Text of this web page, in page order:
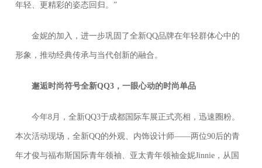
年轻、更精彩的姿态回归。”
金妮的加入，进一步巩固了全新QQ品牌在年轻群体心中的
形象，推动经典传承与当代创新的融合。
邂逅时尚符号全新QQ3 ，一眼心动的时尚单品
今年8月，全新QQ3于成都国际车展正式亮相，迅速圈粉。
本次活动现场，全新QQ的外观、内饰设计师——两位90后的青
年才俊与福布斯国际青年领袖、亚太青年领袖金妮Jinnie，从国